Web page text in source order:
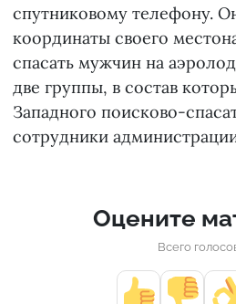
спутниковому телефону.
координаты своего
спасать мужчин на
две группы, в состав
Западного поисково-
сотрудники
Оцените
Всего